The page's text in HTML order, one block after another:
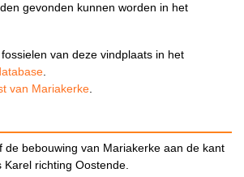
gevonden kunnen worden in het
van deze vindplaats in het
.
van Mariakerke.
de bebouwing van Mariakerke aan de kant
richting Oostende.